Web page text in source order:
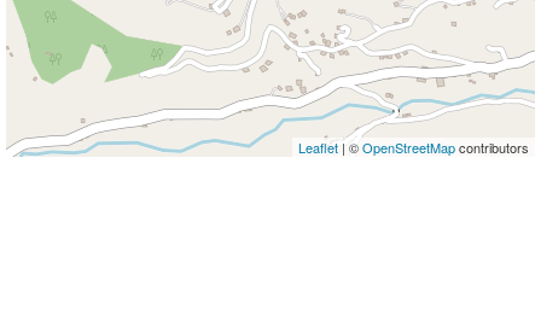
Leaflet | ©OpenStreetMapcontributors